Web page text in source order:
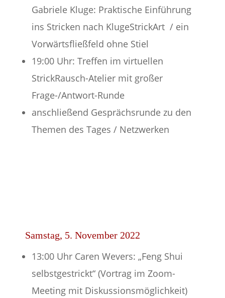
Gabriele Kluge: Praktische Einführung
ins Stricken nach KlugeStrickArt / ein
Vorwärtsfließfeld ohne Stiel
19:00 Uhr: Treffen im virtuellen
StrickRausch-Atelier mit großer
Frage-/Antwort-Runde
anschließend Gesprächsrunde zu den
Themen des Tages / Netzwerken
Samstag, 5. November 2022
13:00 Uhr Caren Wevers: „Feng Shui
selbstgestrickt“ (Vortrag im Zoom-
Meeting mit Diskussionsmöglichkeit)